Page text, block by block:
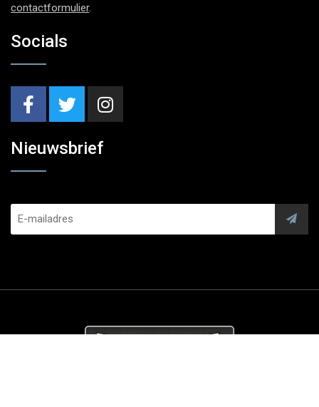
contactformulier.
Socials
Nieuwsbrief